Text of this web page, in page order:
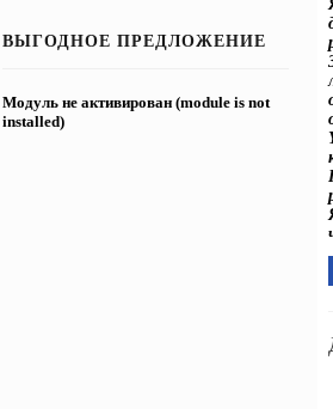
ВЫГОДНОЕ ПРЕДЛОЖЕНИЕ
Модуль не активирован (module is not
installed)